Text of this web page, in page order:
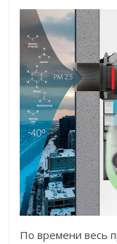
По времени весь